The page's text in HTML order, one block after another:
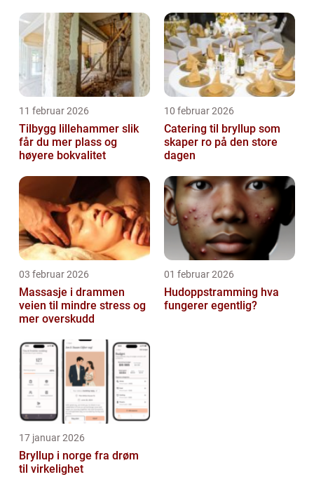
11 februar 2026
Tilbygg lillehammer slik
får du mer plass og
høyere bokvalitet
10 februar 2026
Catering til bryllup som
skaper ro på den store
dagen
03 februar 2026
Massasje i drammen
veien til mindre stress og
mer overskudd
01 februar 2026
Hudoppstramming hva
fungerer egentlig?
17 januar 2026
Bryllup i norge fra drøm
til virkelighet